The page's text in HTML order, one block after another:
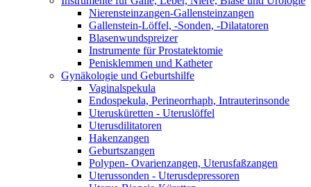
Nierensteinzangen-Gallensteinzangen
Gallenstein-Löffel, -Sonden, -Dilatatoren
Blasenwundspreizer
Instrumente für Prostatektomie
Penisklemmen und Katheter
Gynäkologie und Geburtshilfe
Vaginalspekula
Endospekula, Perineorrhaph, Intrauterinsonde
Uterusküretten - Uteruslöffel
Uterusdilitatoren
Hakenzangen
Geburtszangen
Polypen- Ovarienzangen, Uterusfaßzangen
Uterussonden - Uterusdepressoren